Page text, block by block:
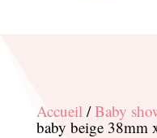
Accueil/Baby
baby beige 38mm